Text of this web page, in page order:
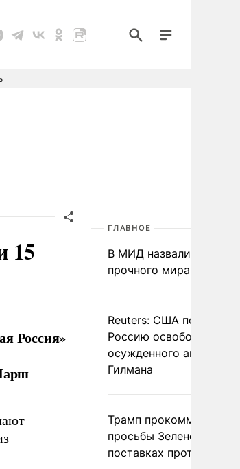
15
Россия»
ГЛАВНОЕ
В МИД назвали условия
прочного мира на
Reuters: США
Россию освободить
осужденного
Гилмана
Трамп
просьбы Зеленского о
поставках